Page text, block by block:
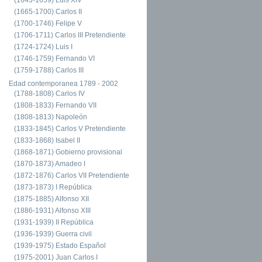
(1665-1700) Carlos II
(1700-1746) Felipe V
(1706-1711) Carlos III Pretendiente
(1724-1724) Luis I
(1746-1759) Fernando VI
(1759-1788) Carlos III
Edad contemporanea 1789 - 2002
(1788-1808) Carlos IV
(1808-1833) Fernando VII
(1808-1813) Napoleón
(1833-1845) Carlos V Pretendiente
(1833-1868) Isabel II
(1868-1871) Gobierno provisional
(1870-1873) Amadeo I
(1872-1876) Carlos VII Pretendiente
(1873-1873) I República
(1875-1885) Alfonso XII
(1886-1931) Alfonso XIII
(1931-1939) II República
(1936-1939) Guerra civil
(1939-1975) Estado Español
(1975-2001) Juan Carlos I